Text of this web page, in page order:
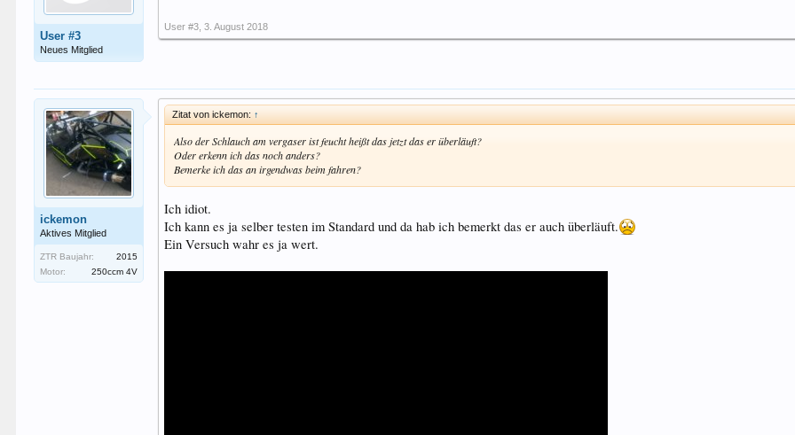
User #3
Neues Mitglied
User #3 3. August 2018
ickemon
Aktives Mitglied
ZTR Baujahr:
2015
Motor:
250ccm 4V
Zitat von ickemon: ↑
Also der Schlauch am vergaser ist feucht heißt das jetzt das er überläuft?
Oder erkenn ich das noch anders?
Bemerke ich das an irgendwas beim fahren?
Ich idiot.
Ich kann es ja selber testen im Standard und da hab ich bemerkt das er auch überläuft.
Ein Versuch wahr es ja wert.